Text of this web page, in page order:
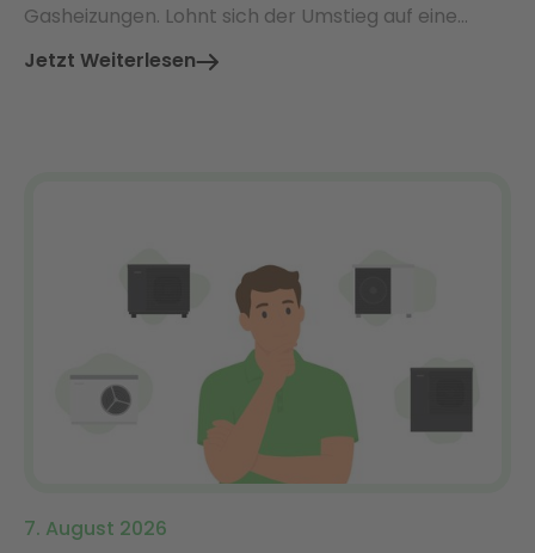
Gasheizungen. Lohnt sich der Umstieg auf eine
Wärmepumpe – und welche Vorteile bieten beide
Jetzt Weiterlesen
7. August 2026